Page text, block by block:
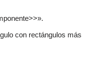
con rectángulos más